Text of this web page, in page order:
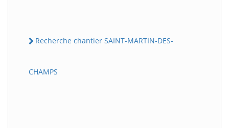
Recherche chantier SAINT-MARTIN-DES-
CHAMPS